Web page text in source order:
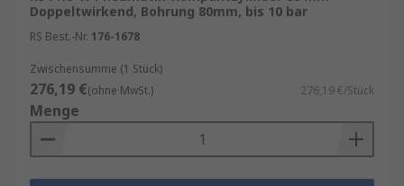
Doppeltwirkend, Bohrung 80mm, bis 10 bar
RS Best.-Nr. 176-1678
Zwischensumme (1 Stück)
276,19 €(ohne MwSt.) 276,19 €/Stück
Menge